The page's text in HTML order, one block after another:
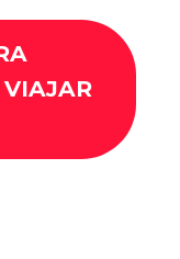
VIAJAR